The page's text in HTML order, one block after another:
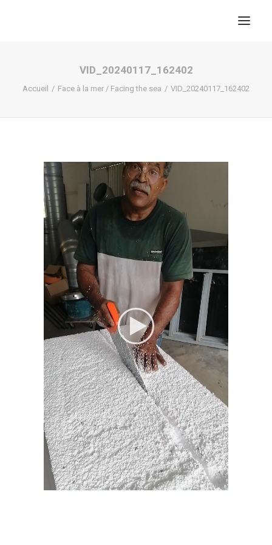
RECHERCHE
PANIER
VID_20240117_162402
Accueil Face à la mer / Facing the sea VID_20240117_162402